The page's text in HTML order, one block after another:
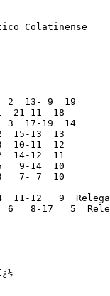
Colatinense
2  13- 9  19
21-11  18
17-19  14
13  13
10-11  12
12  11
9-14  10
7- 7  10
- - - - -
12   9
8-17   5